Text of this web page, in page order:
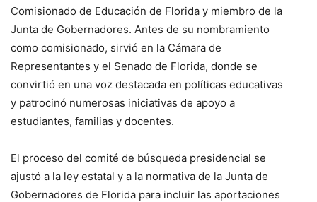
Comisionado de Educación de Florida y miembro de la
Junta de Gobernadores. Antes de su nombramiento
como comisionado, sirvió en la Cámara de
Representantes y el Senado de Florida, donde se
convirtió en una voz destacada en políticas educativas
y patrocinó numerosas iniciativas de apoyo a
estudiantes, familias y docentes.
El proceso del comité de búsqueda presidencial se
ajustó a la ley estatal y a la normativa de la Junta de
Gobernadores de Florida para incluir las aportaciones